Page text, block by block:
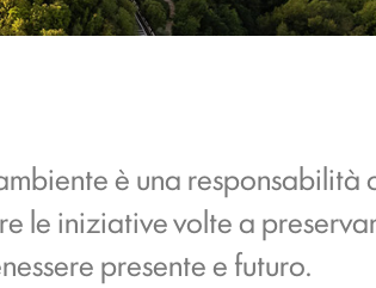
è una responsabilità
le iniziative volte a
presente e futuro.